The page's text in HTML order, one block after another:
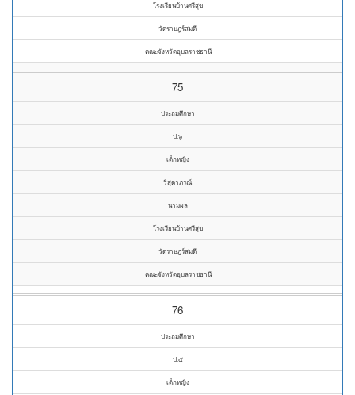
โรงเรียนบ้านศรีสุข
วัดราษฎร์สมดี
คณะจังหวัดอุบลราชธานี
75
ประถมศึกษา
ป.๖
เด็กหญิง
วิสุดาภรณ์
นามผล
โรงเรียนบ้านศรีสุข
วัดราษฎร์สมดี
คณะจังหวัดอุบลราชธานี
76
ประถมศึกษา
ป.๕
เด็กหญิง